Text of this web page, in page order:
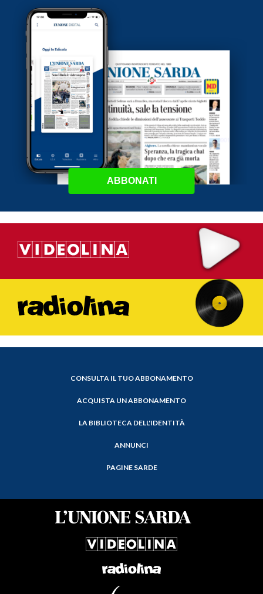
ABBONATI
CONSULTA IL TUO ABBONAMENTO
ACQUISTA UN ABBONAMENTO
LA BIBLIOTECA DELL'IDENTITÀ
ANNUNCI
PAGINE SARDE